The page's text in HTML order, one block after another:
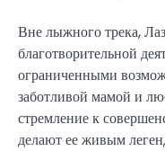
Вне лыжного трека,
благотворительной
ограниченными
заботливой мамой и
стремление к
делают ее живым